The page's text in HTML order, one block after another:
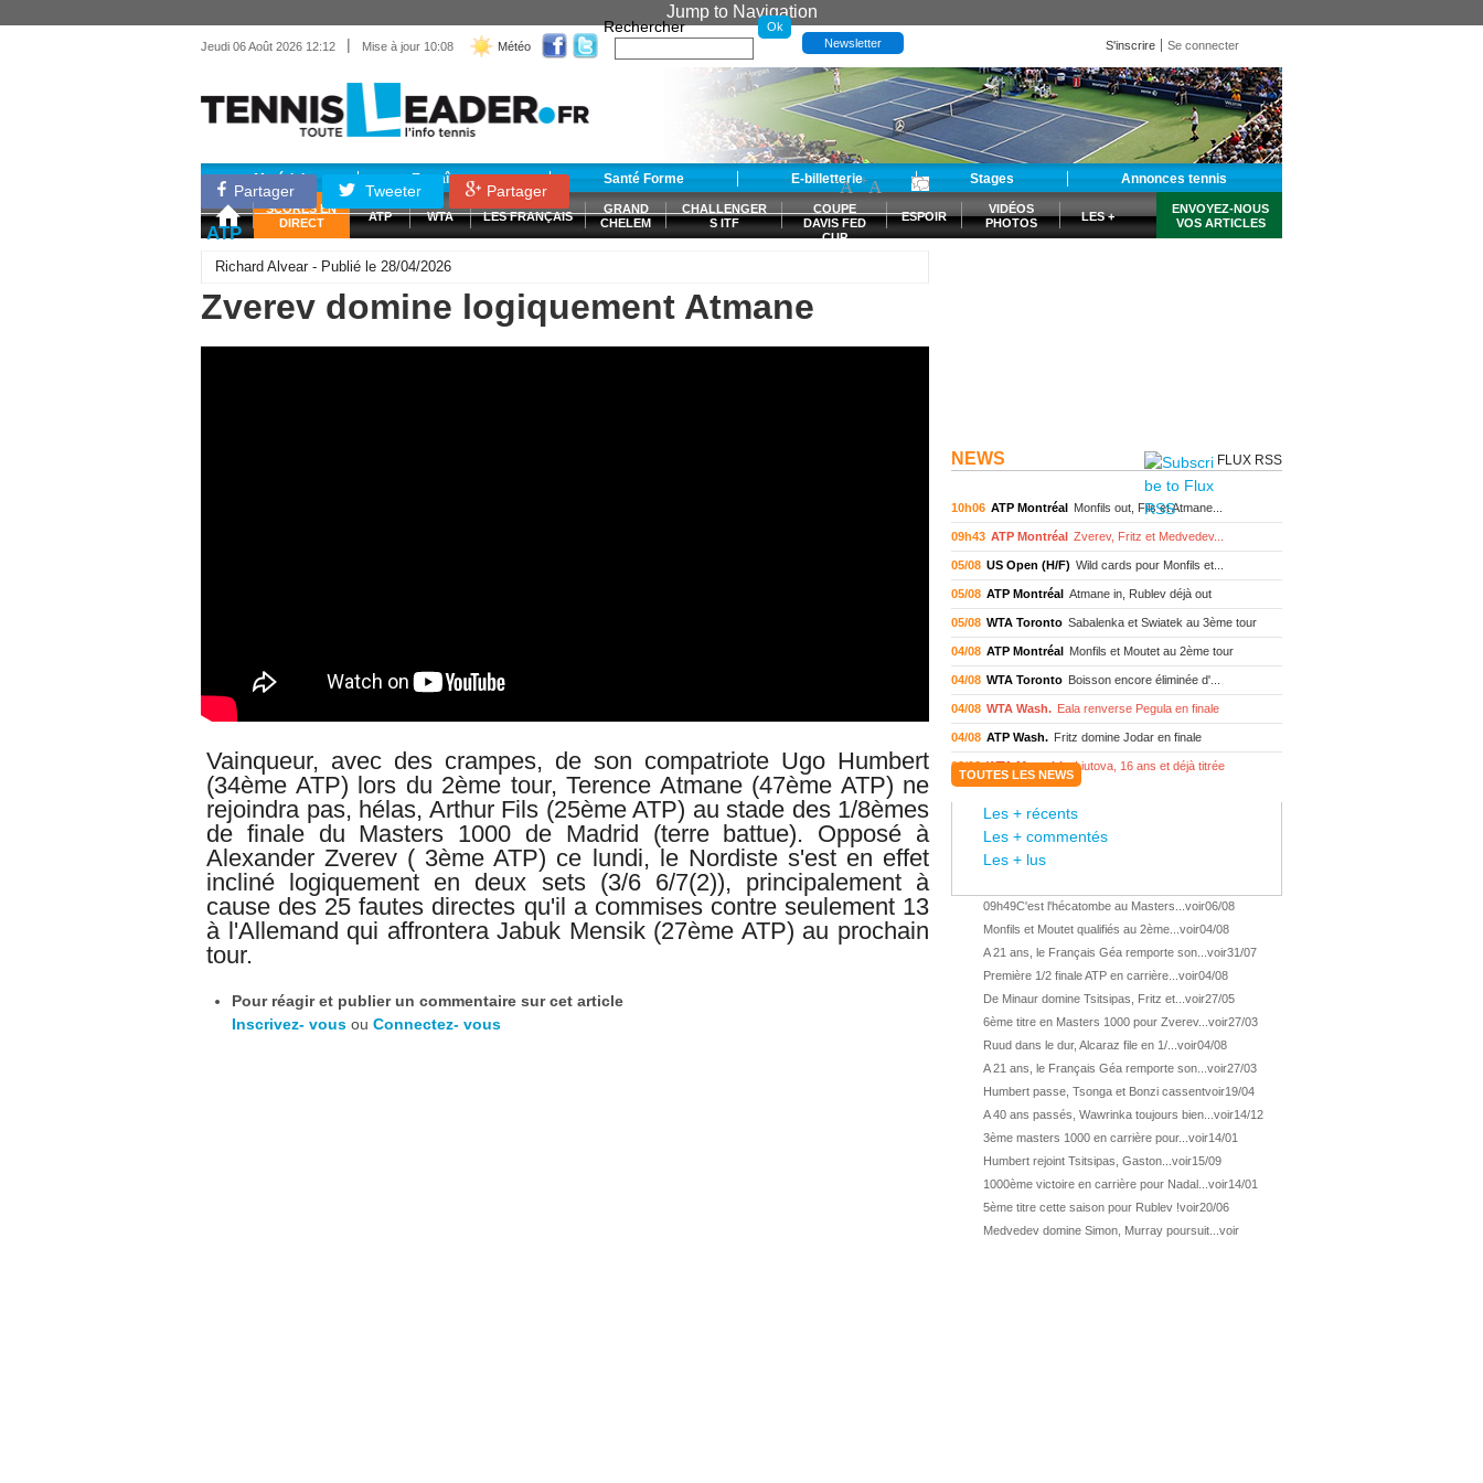
Jump to Navigation
Jeudi 06 Août 2026 12:12 | Mise à jour 10:08 Météo
Rechercher
Newsletter S'inscrire Se connecter
Matériel Entraînement Santé Forme E-billetterie Stages Annonces tennis
SCORES EN
DIRECT
ATP WTA LES FRANÇAIS
GRAND
CHELEM
CHALLENGER
S ITF
COUPE
DAVIS FED
CUP
ESPOIR
VIDÉOS
PHOTOS
LES +
ENVOYEZ-NOUS
VOS ARTICLES
Partager Tweeter Partager
-A +A
ATP
Richard Alvear - Publié le 28/04/2026
Zverev domine logiquement Atmane
Vainqueur, avec des crampes, de son compatriote Ugo Humbert
(34ème ATP) lors du 2ème tour, Terence Atmane (47ème ATP) ne
rejoindra pas, hélas, Arthur Fils (25ème ATP) au stade des 1/8èmes
de finale du Masters 1000 de Madrid (terre battue). Opposé à
Alexander Zverev ( 3ème ATP) ce lundi, le Nordiste s'est en effet
incliné logiquement en deux sets (3/6 6/7(2)), principalement à
cause des 25 fautes directes qu'il a commises contre seulement 13
à l'Allemand qui affrontera Jabuk Mensik (27ème ATP) au prochain
tour.
Pour réagir et publier un commentaire sur cet article
Inscrivez- vous ou Connectez- vous
NEWS FLUX RSS
10h06 ATP Montréal Monfils out, Fils et Atmane...
09h43 ATP Montréal Zverev, Fritz et Medvedev...
05/08 US Open (H/F) Wild cards pour Monfils et...
05/08 ATP Montréal Atmane in, Rublev déjà out
05/08 WTA Toronto Sabalenka et Swiatek au 3ème tour
04/08 ATP Montréal Monfils et Moutet au 2ème tour
04/08 WTA Toronto Boisson encore éliminée d'...
04/08 WTA Wash. Eala renverse Pegula en finale
04/08 ATP Wash. Fritz domine Jodar en finale
03/08 WTA Memphis Liutova, 16 ans et déjà titrée
ATP Los Cabos
WTA Wash.
ATP Los Cabos Géa en finale !
ATP Los Cabos 1ère 1/2 finale pour Géa
ATP Wash. Pas de 1/4 pour Humbert et Atmane
WTA Washington Déjà fini pour Fernandez
ATP Washington De Minaur domine Tsitsipas
ATP Washington Fritz et Musetti en 1/8èmes
WTA Prague Tagger, premier sacre à 18 ans
ATP Estoril Van Assche remporte son 1er...
ATP Estoril Van Assche s'offre Rublev
TOUTES LES NEWS
Les + récents
Les + commentés
Les + lus
09h49C'est l'hécatombe au Masters... voir06/08
Monfils et Moutet qualifiés au 2ème... voir04/08
A 21 ans, le Français Géa remporte son... voir31/07
Première 1/2 finale ATP en carrière... voir04/08
De Minaur domine Tsitsipas, Fritz et... voir27/05
6ème titre en Masters 1000 pour Zverev... voir27/03
Ruud dans le dur, Alcaraz file en 1/... voir04/08
A 21 ans, le Français Géa remporte son... voir27/03
Humbert passe, Tsonga et Bonzi cassentvoir19/04
A 40 ans passés, Wawrinka toujours bien... voir14/12
3ème masters 1000 en carrière pour... voir14/01
Humbert rejoint Tsitsipas, Gaston... voir15/09
1000ème victoire en carrière pour Nadal... voir14/01
5ème titre cette saison pour Rublev !voir20/06
Medvedev domine Simon, Murray poursuit... voir